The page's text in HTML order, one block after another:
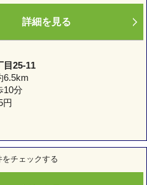
詳細を見る
目25-11
6.5km
10分
円
をチェックする